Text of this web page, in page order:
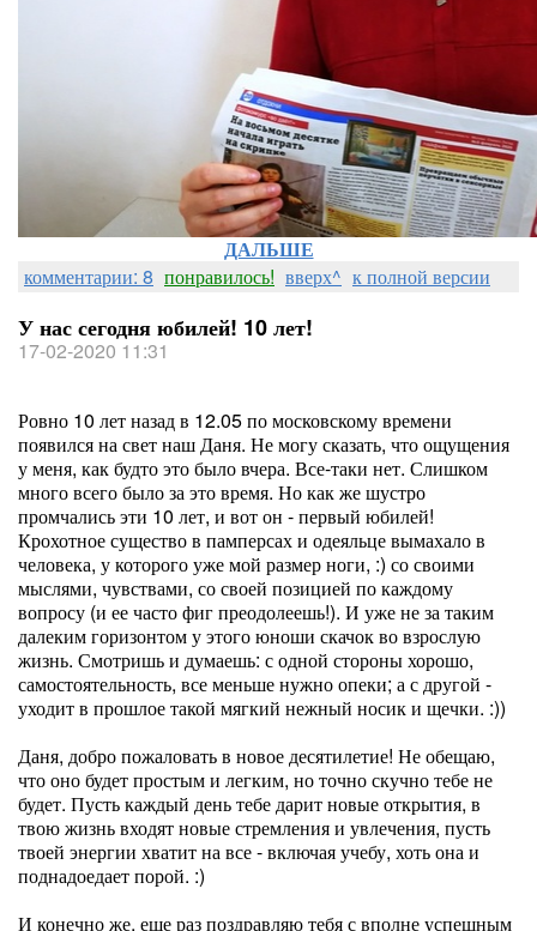
ДАЛЬШЕ
комментарии: 8 понравилось! вверх^ к полной версии
У нас сегодня юбилей! 10 лет!
17-02-2020 11:31
Ровно 10 лет назад в 12.05 по московскому времени
появился на свет наш Даня. Не могу сказать, что ощущения
у меня, как будто это было вчера. Все-таки нет. Слишком
много всего было за это время. Но как же шустро
промчались эти 10 лет, и вот он - первый юбилей!
Крохотное существо в памперсах и одеяльце вымахало в
человека, у которого уже мой размер ноги, :) со своими
мыслями, чувствами, со своей позицией по каждому
вопросу (и ее часто фиг преодолеешь!). И уже не за таким
далеким горизонтом у этого юноши скачок во взрослую
жизнь. Смотришь и думаешь: с одной стороны хорошо,
самостоятельность, все меньше нужно опеки; а с другой -
уходит в прошлое такой мягкий нежный носик и щечки. :))
Даня, добро пожаловать в новое десятилетие! Не обещаю,
что оно будет простым и легким, но точно скучно тебе не
будет. Пусть каждый день тебе дарит новые открытия, в
твою жизнь входят новые стремления и увлечения, пусть
твоей энергии хватит на все - включая учебу, хоть она и
поднадоедает порой. :)
И конечно же, еще раз поздравляю тебя с вполне успешным